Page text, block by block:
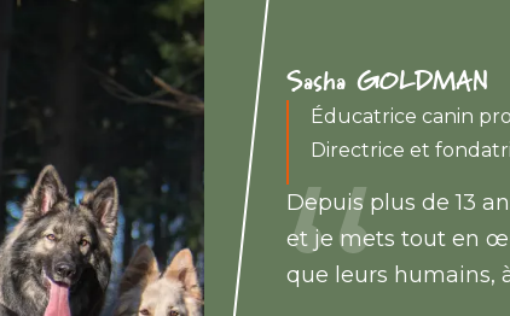
Sasha GOLDMAN
Éducatrice canin
Directrice et
Depuis plus de 13
et je mets tout en
que leurs humains,